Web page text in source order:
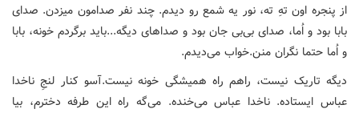
از پنجره اون تهِ ته، نور یه شمع رو دیدم. چند نفر صدامون میزدن. صدای
بابا بود و اُما، صدای بی‌بی جان بود و صداهای دیگه...باید برگردم خونه، بابا
و اُما حتما نگران منن.خواب می‌دیدم.
دیگه تاریک نیست، راهم راه همیشگی خونه نیست.آسو کنار لنجِ ناخدا
عباس ایستاده. ناخدا عباس می‌خنده. می‌گه راه این طرفه دخترم، بیا